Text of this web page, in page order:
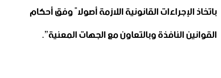
باتخاذ الإجراءات القانونية اللازمة أصولاً وفق أحكام
القوانين النافذة وبالتعاون مع الجهات المعنية”.